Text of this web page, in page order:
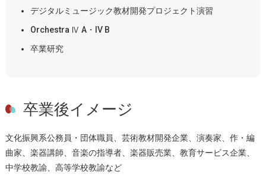
デジタルミュージック教材開発プロジェクト演習
Orchestra Ⅳ A・IV B
卒業研究
卒業後イメージ
文化振興系公務員・団体職員、芸術教材開発企業、演奏家、作・編
曲家、楽器講師、音楽の指導者、楽器販売業、教育サービス企業、
中学校教諭、高等学校教諭など